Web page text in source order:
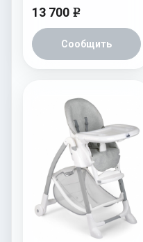
13 700 e
Сообщить